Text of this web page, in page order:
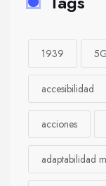
1939
accesibilidad
acciones
adaptabilidad